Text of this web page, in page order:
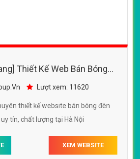
Thiết Kế Web Bán Bóng
đẹp SEO nhanh hiệu
Lượt xem: 11620
thiết kế website bán bóng đèn
tín, chất lượng tại Hà Nội
XEM WEBSITE